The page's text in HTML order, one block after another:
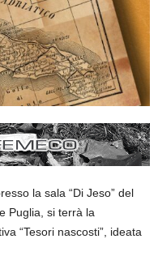
Puglia, si terrà la
“Tesori nascosti”, ideata